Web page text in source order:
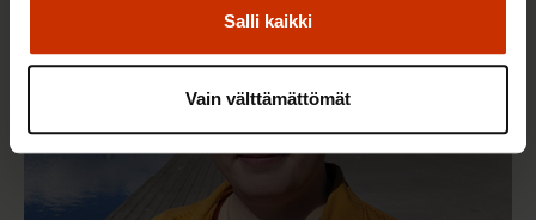
Salli kaikki
Vain välttämättömät